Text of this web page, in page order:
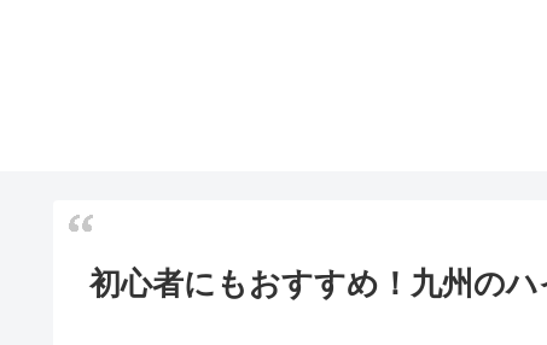
初心者にもおすすめ！九州の